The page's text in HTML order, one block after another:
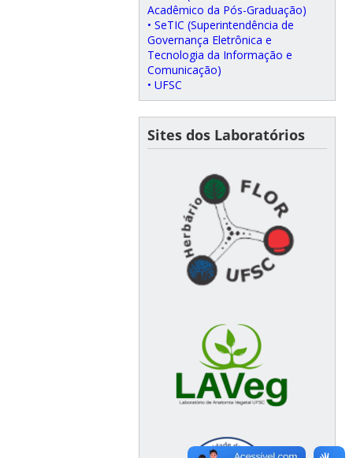
Acadêmico da Pós-Graduação)
• SeTIC (Superintendência de
Governança Eletrônica e
Tecnologia da Informação e
Comunicação)
• UFSC
Sites dos Laboratórios